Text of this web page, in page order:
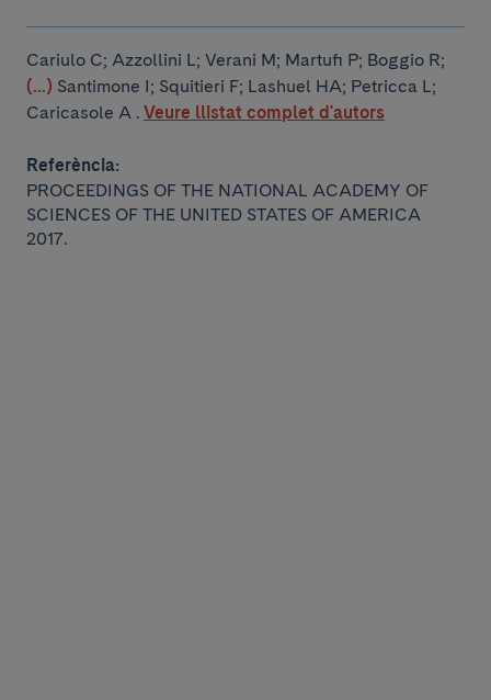
Cariulo C; Azzollini L; Verani M; Martufi P; Boggio R;
(...) Santimone I; Squitieri F; Lashuel HA; Petricca L;
Caricasole A . Veure llistat complet d'autors
Referència:
PROCEEDINGS OF THE NATIONAL ACADEMY OF
SCIENCES OF THE UNITED STATES OF AMERICA
2017.